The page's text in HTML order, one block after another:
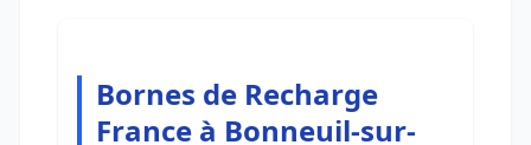
Bornes de Recharge
France à Bonneuil-sur-